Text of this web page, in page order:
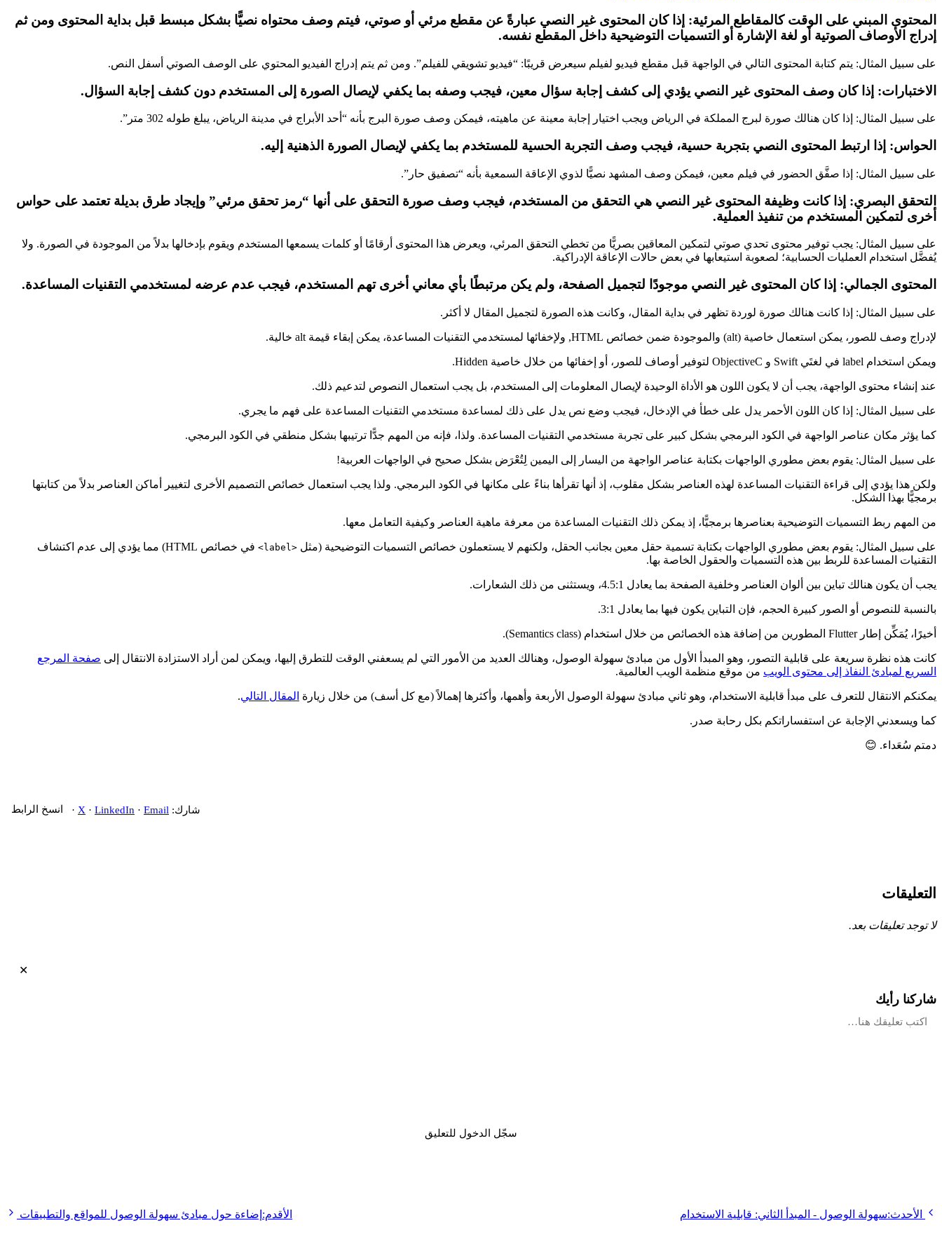
المحتوى المبني على الوقت كالمقاطع المرئية: إذا كان المحتوى غير النصي عبارةً عن مقطع مرئي أو صوتي، فيتم وصف محتواه نصيًّا بشكل مبسط قبل بداية المحتوى ومن ثم
إدراج الأوصاف الصوتية أو لغة الإشارة أو التسميات التوضيحية داخل المقطع نفسه.
على سبيل المثال: يتم كتابة المحتوى التالي في الواجهة قبل مقطع فيديو لفيلم سيعرض قريبًا: “فيديو تشويقي للفيلم”. ومن ثم يتم إدراج الفيديو المحتوي على الوصف الصوتي أسفل النص.
الاختبارات: إذا كان وصف المحتوى غير النصي يؤدي إلى كشف إجابة سؤال معين، فيجب وصفه بما يكفي لإيصال الصورة إلى المستخدم دون كشف إجابة السؤال.
على سبيل المثال: إذا كان هنالك صورة لبرج المملكة في الرياض ويجب اختيار إجابة معينة عن ماهيته، فيمكن وصف صورة البرج بأنه “أحد الأبراج في مدينة الرياض، يبلغ طوله 302 متر”.
الحواس: إذا ارتبط المحتوى النصي بتجربة حسية، فيجب وصف التجربة الحسية للمستخدم بما يكفي لإيصال الصورة الذهنية إليه.
على سبيل المثال: إذا صفَّق الحضور في فيلم معين، فيمكن وصف المشهد نصيًّا لذوي الإعاقة السمعية بأنه “تصفيق حار”.
التحقق البصري: إذا كانت وظيفة المحتوى غير النصي هي التحقق من المستخدم، فيجب وصف صورة التحقق على أنها “رمز تحقق مرئي” وإيجاد طرق بديلة تعتمد على حواس
أخرى لتمكين المستخدم من تنفيذ العملية.
على سبيل المثال: يجب توفير محتوى تحدي صوتي لتمكين المعاقين بصريًّا من تخطي التحقق المرئي، ويعرض هذا المحتوى أرقامًا أو كلمات يسمعها المستخدم ويقوم بإدخالها بدلاً من الموجودة في الصورة. ولا
يُفضَّل استخدام العمليات الحسابية؛ لصعوبة استيعابها في بعض حالات الإعاقة الإدراكية.
المحتوى الجمالي: إذا كان المحتوى غير النصي موجودًا لتجميل الصفحة، ولم يكن مرتبطًا بأي معاني أخرى تهم المستخدم، فيجب عدم عرضه لمستخدمي التقنيات المساعدة.
على سبيل المثال: إذا كانت هنالك صورة لوردة تظهر في بداية المقال، وكانت هذه الصورة لتجميل المقال لا أكثر.
لإدراج وصف للصور، يمكن استعمال خاصية (alt) والموجودة ضمن خصائص HTML, ولإخفائها لمستخدمي التقنيات المساعدة، يمكن إبقاء قيمة alt خالية.
ويمكن استخدام label في لغتَي Swift و ObjectiveC لتوفير أوصاف للصور، أو إخفائها من خلال خاصية Hidden.
عند إنشاء محتوى الواجهة، يجب أن لا يكون اللون هو الأداة الوحيدة لإيصال المعلومات إلى المستخدم، بل يجب استعمال النصوص لتدعيم ذلك.
على سبيل المثال: إذا كان اللون الأحمر يدل على خطأ في الإدخال، فيجب وضع نص يدل على ذلك لمساعدة مستخدمي التقنيات المساعدة على فهم ما يجري.
كما يؤثر مكان عناصر الواجهة في الكود البرمجي بشكل كبير على تجربة مستخدمي التقنيات المساعدة. ولذا، فإنه من المهم جدًّا ترتيبها بشكل منطقي في الكود البرمجي.
على سبيل المثال: يقوم بعض مطوري الواجهات بكتابة عناصر الواجهة من اليسار إلى اليمين لِتُعْرَض بشكل صحيح في الواجهات العربية!
ولكن هذا يؤدي إلى قراءة التقنيات المساعدة لهذه العناصر بشكل مقلوب، إذ أنها تقرأها بناءً على مكانها في الكود البرمجي. ولذا يجب استعمال خصائص التصميم الأخرى لتغيير أماكن العناصر بدلاً من كتابتها
برمجيًّا بهذا الشكل.
من المهم ربط التسميات التوضيحية بعناصرها برمجيًّا، إذ يمكن ذلك التقنيات المساعدة من معرفة ماهية العناصر وكيفية التعامل معها.
على سبيل المثال: يقوم بعض مطوري الواجهات بكتابة تسمية حقل معين بجانب الحقل، ولكنهم لا يستعملون خصائص التسميات التوضيحية (مثل <label>
في خصائص HTML) مما يؤدي إلى عدم اكتشاف
التقنيات المساعدة للربط بين هذه التسميات والحقول الخاصة بها.
يجب أن يكون هنالك تباين بين ألوان العناصر وخلفية الصفحة بما يعادل 4.5:1، ويستثنى من ذلك الشعارات.
بالنسبة للنصوص أو الصور كبيرة الحجم، فإن التباين يكون فيها بما يعادل 3:1.
أخيرًا، يُمَكِّن إطار Flutter المطورين من إضافة هذه الخصائص من خلال استخدام (Semantics class).
كانت هذه نظرة سريعة على قابلية التصور، وهو المبدأ الأول من مبادئ سهولة الوصول، وهنالك العديد من الأمور التي لم يسعفني الوقت للتطرق إليها، ويمكن لمن أراد الاستزادة الانتقال إلى صفحة المرجع
السريع لمبادئ النفاذ إلى محتوى الويب من موقع منظمة الويب العالمية.
يمكنكم الانتقال للتعرف على مبدأ قابلية الاستخدام، وهو ثاني مبادئ سهولة الوصول الأربعة وأهمها، وأكثرها إهمالاً (مع كل أسف) من خلال زيارة المقال التالي.
كما ويسعدني الإجابة عن استفساراتكم بكل رحابة صدر.
دمتم سُعَداء. 😊
شارك: X · LinkedIn · Email
· انسخ الرابط
التعليقات
لا توجد تعليقات بعد.
✕
شاركنا رأيك
سجّل الدخول للتعليق
الأحدث:سهولة الوصول - المبدأ الثاني: قابلية الاستخدام الأقدم: إضاءة حول مبادئ سهولة الوصول للمواقع والتطبيقات